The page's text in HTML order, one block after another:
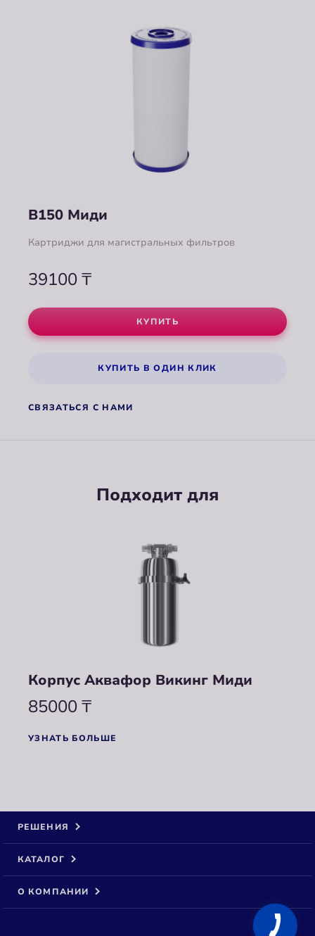
B150 Миди
Картриджи для магистральных фильтров
39100₸
КУПИТЬ
КУПИТЬ В ОДИН КЛИК
СВЯЗАТЬСЯ С НАМИ
Подходит для
Корпус Аквафор Викинг Миди
85000₸
УЗНАТЬ БОЛЬШЕ
РЕШЕНИЯ
КАТАЛОГ
О КОМПАНИИ